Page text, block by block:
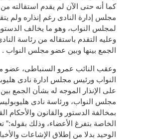
كما أنه حتى الآن لم يقدم استقالته
مجلس إدارة النادى رغم إنذاره ولم
لمجلس النواب، وهو ما يخالف
وعليه التقدم باستقاله من رئاسة
الجمع بينها وبين عضو مجلس النواب .
وعقب النائب عمرو السنباطى،
النواب ورئيس مجلس ادارة نادى
على الإنذار الموجه له بشأن الجمع
مجلس النواب، ورئاسة نادى
بمخالفة الدستور والقانون والأحكام
الخاصة بتفرغ الأعضاء، وذلك بقوله:”
الوحيد بدلا من إطلاق الإشاعات